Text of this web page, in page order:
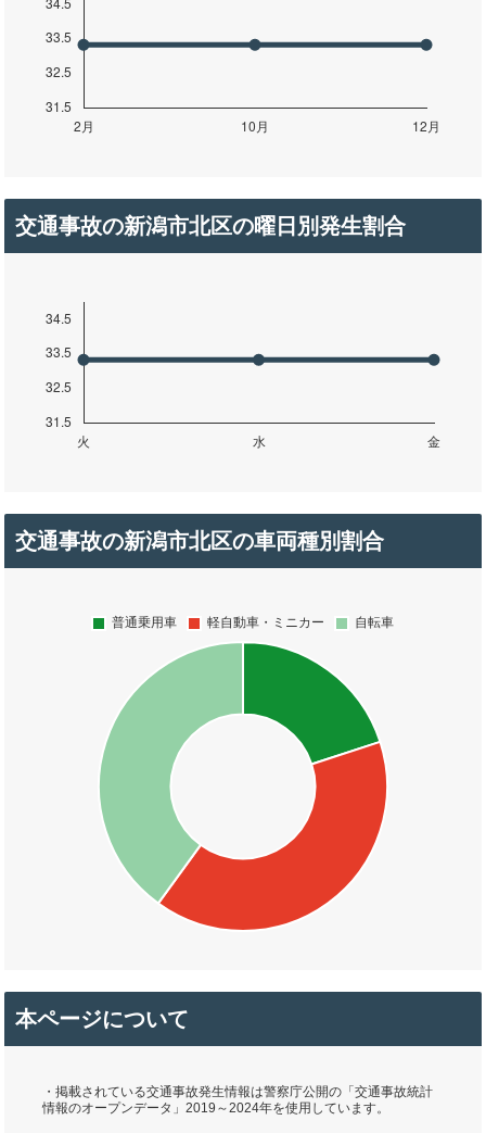
交通事故の新潟市北区の曜日別発生割合
交通事故の新潟市北区の車両種別割合
本ページについて
・掲載されている交通事故発生情報は警察庁公開の「交通事故統計
情報のオープンデータ」2019～2024年を使用しています。